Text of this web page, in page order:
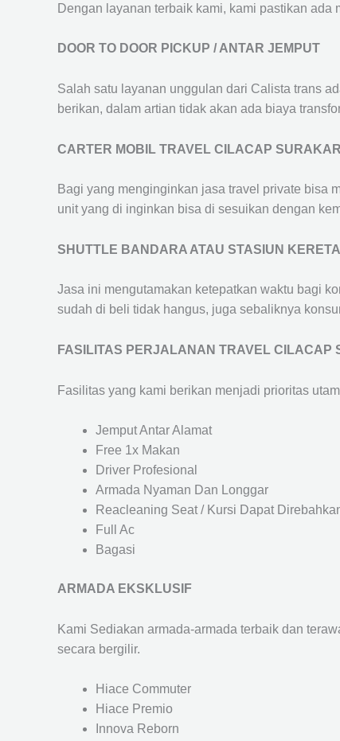
Dengan layanan terbaik kami, kami pastikan
DOOR TO DOOR PICKUP / ANTAR JEMPUT
Salah satu layanan unggulan dari Calista trans
berikan, dalam artian tidak akan ada biaya
CARTER MOBIL TRAVEL CILACAP
Bagi yang menginginkan jasa travel private bisa
unit yang di inginkan bisa di sesuikan dengan
SHUTTLE BANDARA ATAU STASIUN
Jasa ini mengutamakan ketepatkan waktu bagi
sudah di beli tidak hangus, juga sebaliknya
FASILITAS PERJALANAN TRAVEL CILACAP
Fasilitas yang kami berikan menjadi prioritas
Jemput Antar Alamat
Free 1x Makan
Driver Profesional
Armada Nyaman Dan Longgar
Reacleaning Seat / Kursi Dapat
Full Ac
Bagasi
ARMADA EKSKLUSIF
Kami Sediakan armada-armada terbaik dan
secara bergilir.
Hiace Commuter
Hiace Premio
Innova Reborn